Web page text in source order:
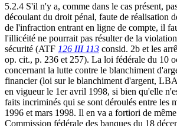
5.2.4 S'il n'y a, comme dans le cas présent,
découlant du droit pénal, faute de réalisation
de l'infraction entrant en ligne de compte, il
l'illicéité ne pourrait pas résulter de la
sécurité (ATF 126 III 113 consid. 2b et les
op. cit., p. 236 et 257). La loi fédérale du 10
concernant la lutte contre le blanchiment
financier (loi sur le blanchiment d'argent,
en vigueur le 1er avril 1998, si bien qu'elle
faits incriminés qui se sont déroulés entre les
1996 et mars 1998. Il en va a fortiori de
Commission fédérale des banques du 18